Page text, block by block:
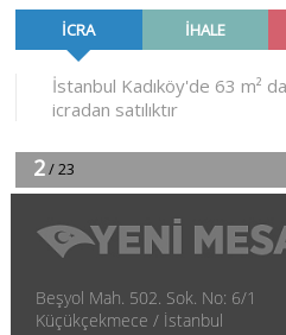
Beşyol Mah. 502. Sok. No: 6/1
Küçükçekmece / İstanbul